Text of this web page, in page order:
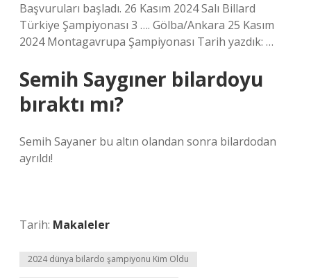
Başvuruları başladı. 26 Kasım 2024 Salı Billard
Türkiye Şampiyonası 3 …. Gölba/Ankara 25 Kasım
2024 Montagavrupa Şampiyonası Tarih yazdık: …
Semih Saygıner bilardoyu
bıraktı mı?
Semih Sayaner bu altın olandan sonra bilardodan
ayrıldı!
Tarih: Makaleler
2024 dünya bilardo şampiyonu Kim Oldu